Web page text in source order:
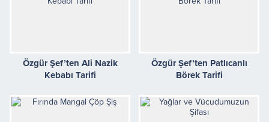
Özgür Şef’ten Ali Nazik
Kebabı Tarifi
Özgür Şef’ten Patlıcanlı
Börek Tarifi